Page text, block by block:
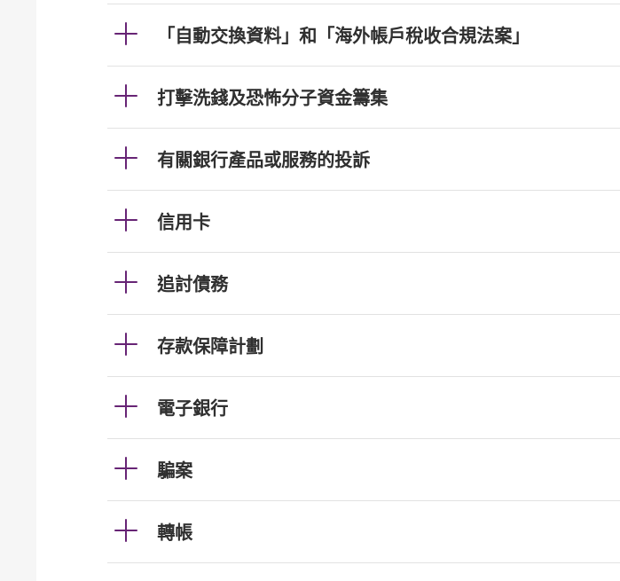
「自動交換資料」和「海外帳戶稅收合規法案」
打擊洗錢及恐怖分子資金籌集
有關銀行產品或服務的投訴
信用卡
追討債務
存款保障計劃
電子銀行
騙案
轉帳